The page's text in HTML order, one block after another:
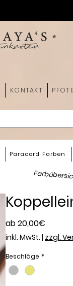
KONTAKT
Paracord Farben
ab20,00€
Preis
inkl. MwSt. | zzgl.
Beschläge *